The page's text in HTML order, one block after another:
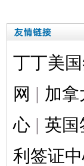
丁丁美
网 | 加
心 | 英国
利签证